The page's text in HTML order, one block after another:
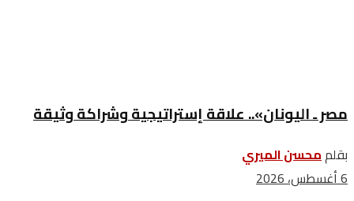
مصر ـ اليونان».. علاقة إستراتيجية وشراكة وثيقة
بقلممحسن الميري
6 أغسطس، 2026